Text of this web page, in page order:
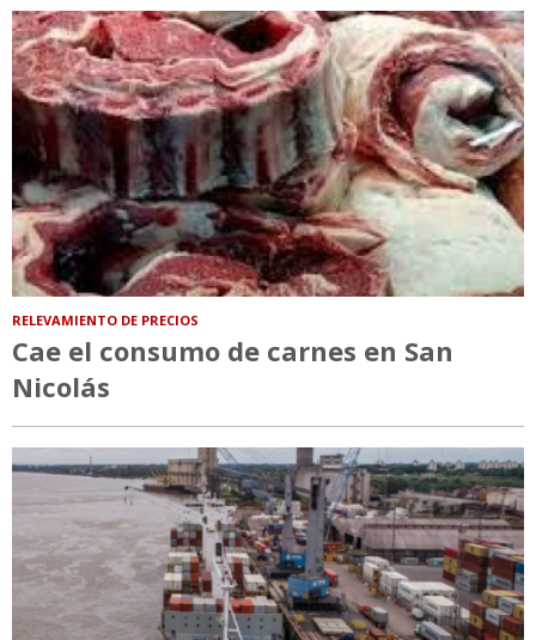
RELEVAMIENTO DE PRECIOS
Cae el consumo de carnes en San
Nicolás